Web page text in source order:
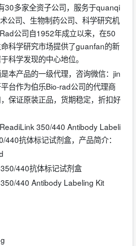
30多家全资子公司，服务于quanqi
公司、生物制药公司、科学研究机
公司自1952年成立以来，在50
科学研究市场提供了guanfan的新
科学发现的中心地位。
本产品的一级代理，咨询微信：jin
台作为伯乐Bio-rad公司的代理商
保证原装正品，货期稳定，折扣好
350/440 Antibody Labeli
抗体标记试剂盒，产品简介：
440抗体标记试剂盒
440 Antibody Labeling Kit